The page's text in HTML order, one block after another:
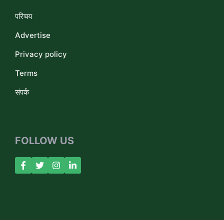
परिचय
Advertise
Privacy policy
Terms
संपर्क
FOLLOW US